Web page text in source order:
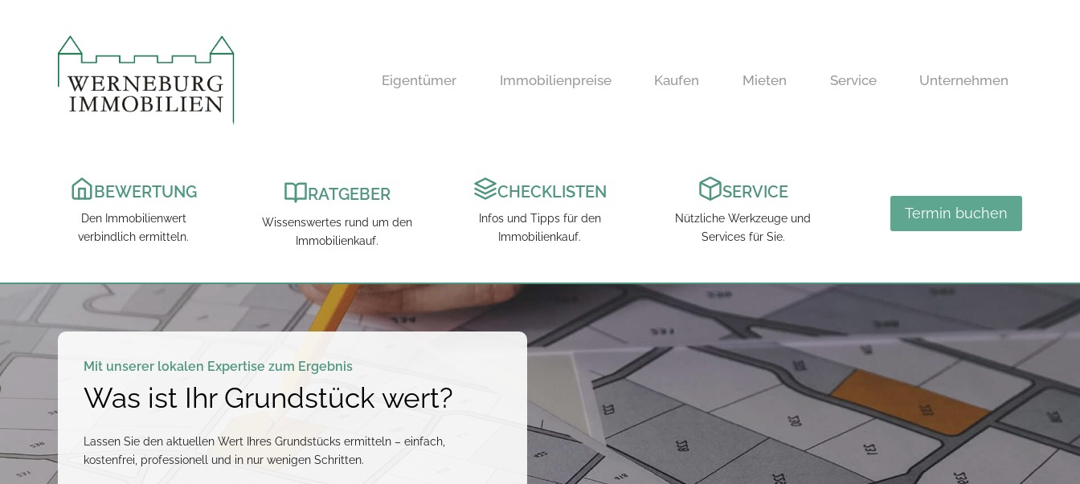
Eigentümer Immobilienpreise Kaufen Mieten Service Unternehmen
BEWERTUNG
Den Immobilienwert
verbindlich ermitteln.
RATGEBER
Wissenswertes rund um den
Immobilienkauf.
CHECKLISTEN
Infos und Tipps für den
Immobilienkauf.
SERVICE
Nützliche Werkzeuge und
Services für Sie.
Termin buchen
Mit unserer lokalen Expertise zum Ergebnis
Was ist Ihr Grundstück wert?
Lassen Sie den aktuellen Wert Ihres Grundstücks ermitteln – einfach,
kostenfrei, professionell und in nur wenigen Schritten.